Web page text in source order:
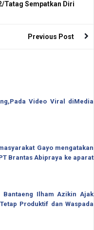
Tatag Sempatkan Diri
Previous Post
Video Viral diMedia
Gayo mengatakan
Brantas Abipraya ke aparat
Bantaeng Ilham Azikin Ajak
Produktif dan Waspada